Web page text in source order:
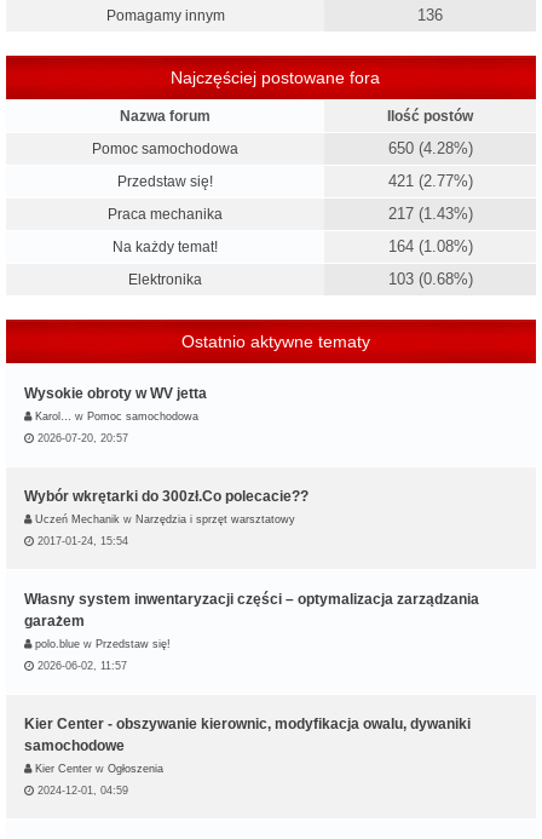
Pomagamy innym 136
Najczęściej postowane fora
Nazwa forum
Ilość postów
Pomoc samochodowa
650 (4.28%)
Przedstaw się! 421 (2.77%)
Praca mechanika 217 (1.43%)
Na każdy temat! 164 (1.08%)
Elektronika 103 (0.68%)
Ostatnio aktywne tematy
Wysokie obroty w WV jetta
Karol… w Pomoc samochodowa
2026-07-20, 20:57
Wybór wkrętarki do 300zł.Co polecacie??
Uczeń Mechanik w Narzędzia i sprzęt warsztatowy
2017-01-24, 15:54
Własny system inwentaryzacji części – optymalizacja zarządzania
garażem
polo.blue w Przedstaw się!
2026-06-02, 11:57
Kier Center - obszywanie kierownic, modyfikacja owalu, dywaniki
samochodowe
Kier Center w Ogłoszenia
2024-12-01, 04:59